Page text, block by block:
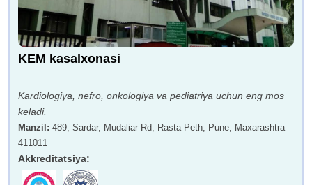
KEM kasalxonasi
Kardiologiya, nefro, onkologiya va pediatriya uchun eng mos
keladi.
Manzil : 489, Sardar, Mudaliar Rd, Rasta Peth, Pune, Maxarashtra
411011
Akkreditatsiya: